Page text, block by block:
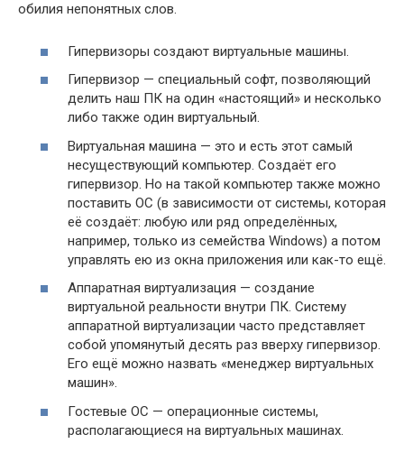
обилия непонятных слов.
Гипервизоры создают виртуальные машины.
Гипервизор — специальный софт, позволяющий
делить наш ПК на один «настоящий» и несколько
либо также один виртуальный.
Виртуальная машина — это и есть этот самый
несуществующий компьютер. Создаёт его
гипервизор. Но на такой компьютер также можно
поставить ОС (в зависимости от системы, которая
её создаёт: любую или ряд определённых,
например, только из семейства Windows) а потом
управлять ею из окна приложения или как-то ещё.
Аппаратная виртуализация — создание
виртуальной реальности внутри ПК. Систему
аппаратной виртуализации часто представляет
собой упомянутый десять раз вверху гипервизор.
Его ещё можно назвать «менеджер виртуальных
машин».
Гостевые ОС — операционные системы,
располагающиеся на виртуальных машинах.